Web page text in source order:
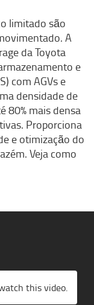
limitado são
A
da Toyota
e
com AGVs e
densidade de
80% mais densa
Proporciona
e otimização do
Veja como
this video.